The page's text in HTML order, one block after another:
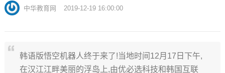
中华教育网 2019-12-19 16:00:00
韩语版悟空机器人终于来了!当地时间12月17日下午,
在汉江江畔美丽的浮岛上,由优必选科技和韩国互联